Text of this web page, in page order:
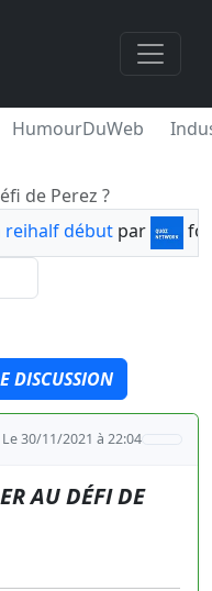
HumourDuWeb
de Perez ?
reihalf début par
DISCUSSION
Le 30/11/2021 à 22:04
AU DÉFI DE